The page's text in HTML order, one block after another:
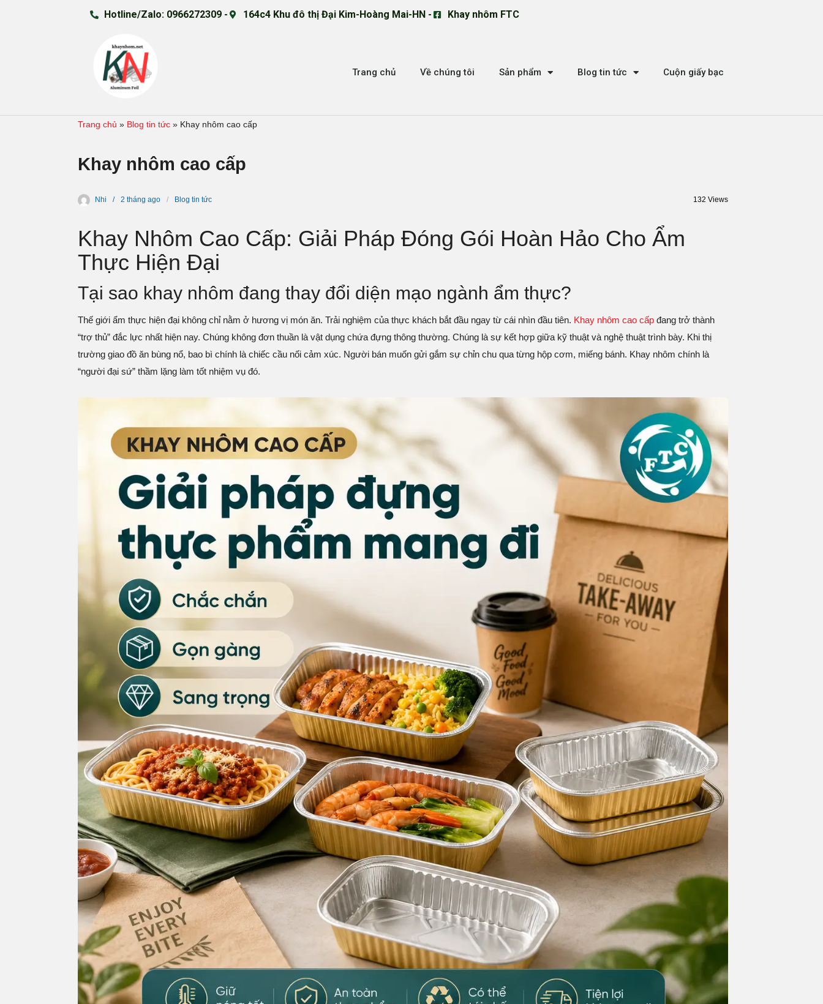
Hotline/Zalo: 0966272309 - 164c4 Khu đô thị Đại Kim-Hoàng Mai-HN - Khay nhôm FTC
Trang chủ Về chúng tôi Sản phẩm Blog tin tức Cuộn giấy bạc
Trang chủ » Blog tin tức » Khay nhôm cao cấp
Khay nhôm cao cấp
Nhi 2 tháng ago Blog tin tức 132 Views
Khay Nhôm Cao Cấp: Giải Pháp Đóng Gói Hoàn Hảo Cho Ẩm
Thực Hiện Đại
Tại sao khay nhôm đang thay đổi diện mạo ngành ẩm thực?
Thế giới ẩm thực hiện đại không chỉ nằm ở hương vị món ăn. Trải nghiệm của thực khách bắt đầu ngay từ cái nhìn đầu tiên. Khay nhôm cao cấp đang trở thành
“trợ thủ” đắc lực nhất hiện nay. Chúng không đơn thuần là vật dụng chứa đựng thông thường. Chúng là sự kết hợp giữa kỹ thuật và nghệ thuật trình bày. Khi thị
trường giao đồ ăn bùng nổ, bao bì chính là chiếc cầu nối cảm xúc. Người bán muốn gửi gắm sự chỉn chu qua từng hộp cơm, miếng bánh. Khay nhôm chính là
“người đại sứ” thầm lặng làm tốt nhiệm vụ đó.